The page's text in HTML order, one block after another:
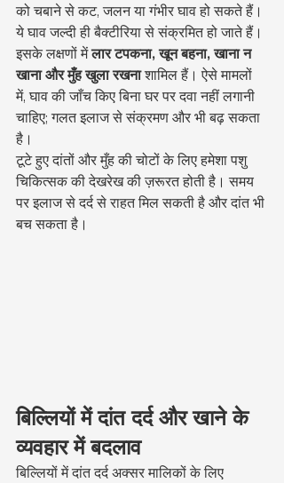
को चबाने से कट, जलन या गंभीर घाव हो सकते हैं।
ये घाव जल्दी ही बैक्टीरिया से संक्रमित हो जाते हैं।
इसके लक्षणों में लार टपकना, खून बहना, खाना न
खाना और मुँह खुला रखना शामिल हैं। ऐसे मामलों
में, घाव की जाँच किए बिना घर पर दवा नहीं लगानी
चाहिए; गलत इलाज से संक्रमण और भी बढ़ सकता
है।
टूटे हुए दांतों और मुँह की चोटों के लिए हमेशा पशु
चिकित्सक की देखरेख की ज़रूरत होती है। समय
पर इलाज से दर्द से राहत मिल सकती है और दांत भी
बच सकता है।
बिल्लियों में दांत दर्द और खाने के
व्यवहार में बदलाव
बिल्लियों में दांत दर्द अक्सर मालिकों के लिए